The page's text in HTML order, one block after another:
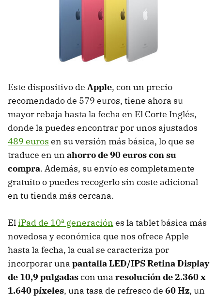
Este dispositivo de Apple, con un precio
recomendado de 579 euros, tiene ahora su
mayor rebaja hasta la fecha en El Corte Inglés,
donde la puedes encontrar por unos ajustados
489 euros en su versión más básica, lo que se
traduce en un ahorro de 90 euros con su
compra. Además, su envío es completamente
gratuito o puedes recogerlo sin coste adicional
en tu tienda más cercana.
EliPad de 10ª generación es la tablet básica más
novedosa y económica que nos ofrece Apple
hasta la fecha, la cual se caracteriza por
incorporar una pantalla LED/IPSRetina Display
de 10,9 pulgadascon una resolución de 2.360 x
1.640 píxeles, una tasa de refresco de 60 Hz, un